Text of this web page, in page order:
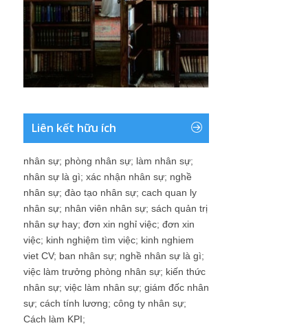
Liên kết hữu ích
nhân sự; phòng nhân sự; làm nhân sự;
nhân sự là gì; xác nhận nhân sự; nghề
nhân sự; đào tạo nhân sự; cach quan ly
nhân sự; nhân viên nhân sự; sách quản trị
nhân sự hay; đơn xin nghỉ việc; đơn xin
việc; kinh nghiệm tìm việc; kinh nghiem
viet CV; ban nhân sự; nghề nhân sự là gì;
việc làm trưởng phòng nhân sự; kiến thức
nhân sự; việc làm nhân sự; giám đốc nhân
sự; cách tính lương; công ty nhân sự;
Cách làm KPI;